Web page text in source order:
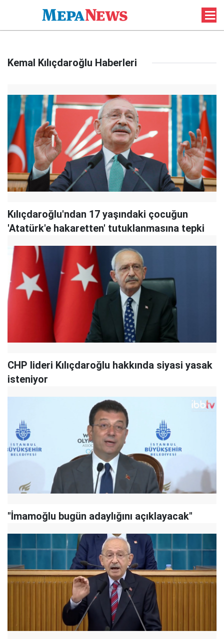
Kemal Kılıçdaroğlu Haberleri
Kılıçdaroğlu'ndan 17 yaşındaki çocuğun
'Atatürk'e hakaretten' tutuklanmasına tepki
CHP lideri Kılıçdaroğlu hakkında siyasi yasak
isteniyor
"İmamoğlu bugün adaylığını açıklayacak"